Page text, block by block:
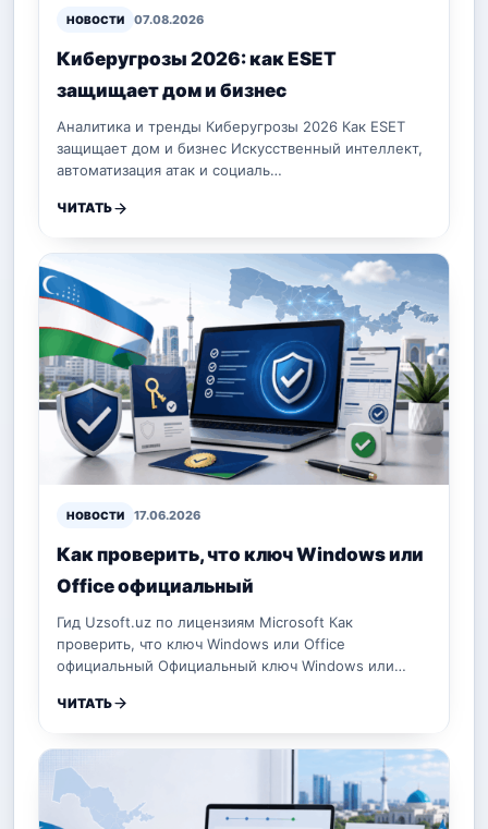
НОВОСТИ 07.08.2026
Киберугрозы 2026: как ESET
защищает дом и бизнес
Аналитика и тренды Киберугрозы 2026 Как ESET
защищает дом и бизнес Искусственный интеллект,
автоматизация атак и социаль…
ЧИТАТЬ
НОВОСТИ 17.06.2026
Как проверить, что ключ Windows или
Office официальный
Гид Uzsoft.uz по лицензиям Microsoft Как
проверить, что ключ Windows или Office
официальный Официальный ключ Windows или…
ЧИТАТЬ